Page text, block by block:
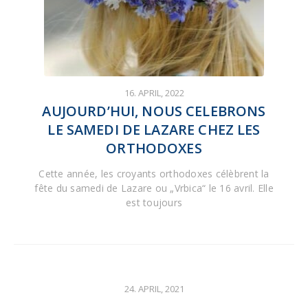
16. APRIL, 2022
AUJOURD’HUI, NOUS CELEBRONS
LE SAMEDI DE LAZARE CHEZ LES
ORTHODOXES
Cette année, les croyants orthodoxes célèbrent la
fête du samedi de Lazare ou „Vrbica“ le 16 avril. Elle
est toujours
24. APRIL, 2021